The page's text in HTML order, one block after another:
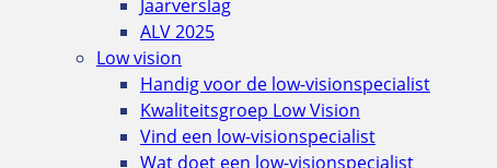
Jaarverslag
ALV 2025
Low vision
Handig voor de low-visionspecialist
Kwaliteitsgroep Low Vision
Vind een low-visionspecialist
Wat doet een low-visionspecialist